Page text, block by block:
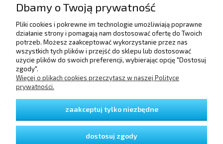
POMOC
DOSTAWA I PŁATNOŚCI
GWARANCJA I ZWROTY
Dbamy o Twoją prywatność
Pliki cookies i pokrewne im technologie umożliwiają poprawne
działanie strony i pomagają nam dostosować ofertę do Twoich
potrzeb. Możesz zaakceptować wykorzystanie przez nas
wszystkich tych plików i przejść do sklepu lub dostosować
użycie plików do swoich preferencji, wybierając opcję "Dostosuj
zgody".
Więcej o plikach cookies przeczytasz w naszej Polityce
prywatności.
zaakceptuj tylko niezbędne
dostosuj zgody